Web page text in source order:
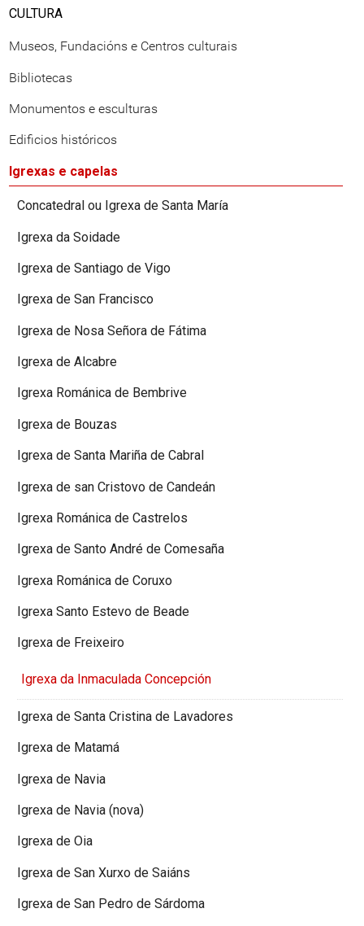
CULTURA
Museos, Fundacións e Centros culturais
Bibliotecas
Monumentos e esculturas
Edificios históricos
Igrexas e capelas
Concatedral ou Igrexa de Santa María
Igrexa da Soidade
Igrexa de Santiago de Vigo
Igrexa de San Francisco
Igrexa de Nosa Señora de Fátima
Igrexa de Alcabre
Igrexa Románica de Bembrive
Igrexa de Bouzas
Igrexa de Santa Mariña de Cabral
Igrexa de san Cristovo de Candeán
Igrexa Románica de Castrelos
Igrexa de Santo André de Comesaña
Igrexa Románica de Coruxo
Igrexa Santo Estevo de Beade
Igrexa de Freixeiro
Igrexa da Inmaculada Concepción
Igrexa de Santa Cristina de Lavadores
Igrexa de Matamá
Igrexa de Navia
Igrexa de Navia (nova)
Igrexa de Oia
Igrexa de San Xurxo de Saiáns
Igrexa de San Pedro de Sárdoma